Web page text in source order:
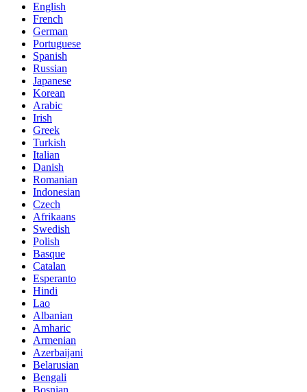
English
French
German
Portuguese
Spanish
Russian
Japanese
Korean
Arabic
Irish
Greek
Turkish
Italian
Danish
Romanian
Indonesian
Czech
Afrikaans
Swedish
Polish
Basque
Catalan
Esperanto
Hindi
Lao
Albanian
Amharic
Armenian
Azerbaijani
Belarusian
Bengali